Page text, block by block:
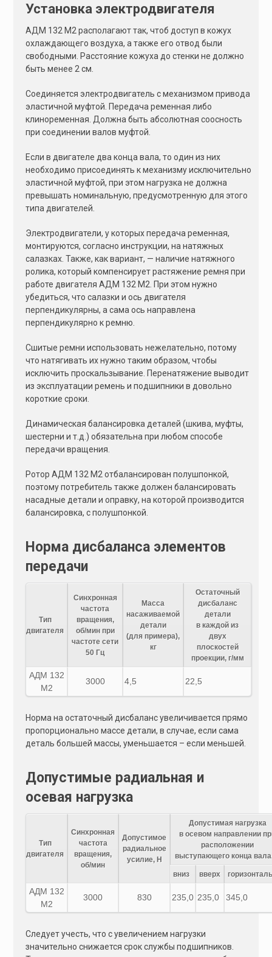
Установка электродвигателя
АДМ 132 M2 располагают так, чтоб доступ в кожух
охлаждающего воздуха, а также его отвод были
свободными. Расстояние кожуха до стенки не должно
быть менее 2 см.
Соединяется электродвигатель с механизмом привода
эластичной муфтой. Передача ременная либо
клиноременная. Должна быть абсолютная соосность
при соединении валов муфтой.
Если в двигателе два конца вала, то один из них
необходимо присоединять к механизму исключительно
эластичной муфтой, при этом нагрузка не должна
превышать номинальную, предусмотренную для этого
типа двигателей.
Электродвигатели, у которых передача ременная,
монтируются, согласно инструкции, на натяжных
салазках. Также, как вариант, — наличие натяжного
ролика, который компенсирует растяжение ремня при
работе двигателя АДМ 132 M2. При этом нужно
убедиться, что салазки и ось двигателя
перпендикулярны, а сама ось направлена
перпендикулярно к ремню.
Сшитые ремни использовать нежелательно, потому
что натягивать их нужно таким образом, чтобы
исключить проскальзывание. Перенатяжение выводит
из эксплуатации ремень и подшипники в довольно
короткие сроки.
Динамическая балансировка деталей (шкива, муфты,
шестерни и т.д.) обязательна при любом способе
передачи вращения.
Ротор АДМ 132 M2 отбалансирован полушпонкой,
поэтому потребитель также должен балансировать
насадные детали и оправку, на которой производится
балансировка, с полушпонкой.
Норма дисбаланса элементов
передачи
Тип
двигателя
Синхронная
частота
вращения,
об/мин при
частоте сети
50 Гц
Масса
насаживаемой
детали
(для примера),
кг
Остаточный
дисбаланс
детали
в каждой из
двух
плоскостей
проекции, г/мм
АДМ 132
M2
3000 4,5 22,5
Норма на остаточный дисбаланс увеличивается прямо
пропорционально массе детали, в случае, если сама
деталь большей массы, уменьшается – если меньшей.
Допустимые радиальная и
осевая нагрузка
Тип
двигателя
Синхронная
частота
вращения,
об/мин
Допустимое
радиальное
усилие, Н
Допустимая нагрузка
в осевом направлении
расположении
выступающего конца
вниз вверх
АДМ 132
M2
3000 830 235,0 235,0 345,0
Следует учесть, что с увеличением нагрузки
значительно снижается срок службы подшипников.